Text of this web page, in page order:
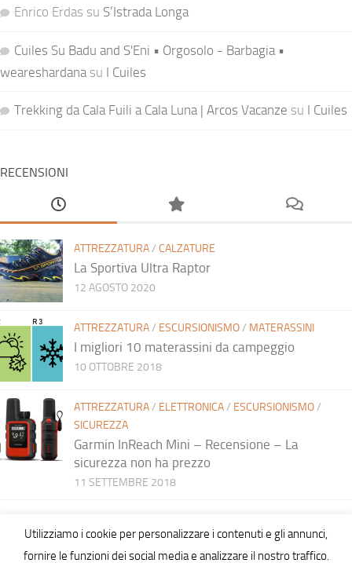
Enrico Erdas su S’Istrada Longa
Cuiles Su Badu and S'Eni • Orgosolo - Barbagia •
weareshardanasu I Cuiles
Trekking da Cala Fuili a Cala Luna | Arcos Vacanze su I Cuiles
RECENSIONI
ATTREZZATURA/ CALZATURE
La Sportiva Ultra Raptor
12 AGOSTO 2020
ATTREZZATURA/ ESCURSIONISMO/ MATERASSINI
I migliori 10 materassini da campeggio
10 OTTOBRE 2018
ATTREZZATURA/ ELETTRONICA/ ESCURSIONISMO/
SICUREZZA
Garmin InReach Mini – Recensione – La
sicurezza non ha prezzo
11 SETTEMBRE 2018
Utilizziamo i cookie per personalizzare i contenuti e gli annunci,
fornire le funzioni dei social media e analizzare il nostro traffico.